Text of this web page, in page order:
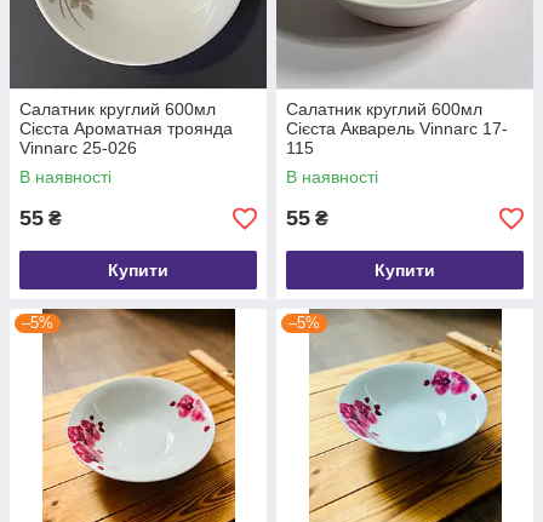
Салатник круглий 600мл
Сієста Ароматная троянда
Vinnarc 25-026
В наявності
55 ₴
Купити
Салатник круглий 600мл
Сієста Акварель Vinnarc 17-
115
В наявності
55 ₴
Купити
–5% –5%